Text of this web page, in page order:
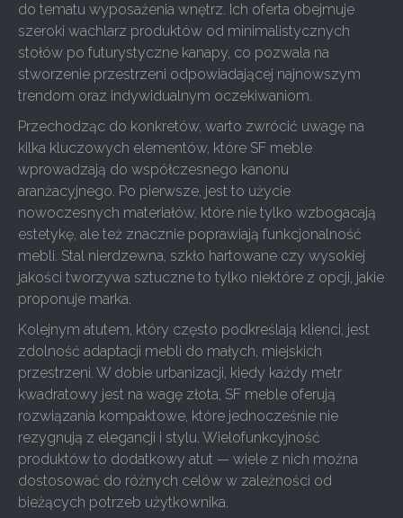
do tematu wyposażenia wnętrz. Ich oferta obejmuje
szeroki wachlarz produktów od minimalistycznych
stołów po futurystyczne kanapy, co pozwala na
stworzenie przestrzeni odpowiadającej najnowszym
trendom oraz indywidualnym oczekiwaniom.
Przechodząc do konkretów, warto zwrócić uwagę na
kilka kluczowych elementów, które SF meble
wprowadzają do współczesnego kanonu
aranżacyjnego. Po pierwsze, jest to użycie
nowoczesnych materiałów, które nie tylko wzbogacają
estetykę, ale też znacznie poprawiają funkcjonalność
mebli. Stal nierdzewna, szkło hartowane czy wysokiej
jakości tworzywa sztuczne to tylko niektóre z opcji, jakie
proponuje marka.
Kolejnym atutem, który często podkreślają klienci, jest
zdolność adaptacji mebli do małych, miejskich
przestrzeni. W dobie urbanizacji, kiedy każdy metr
kwadratowy jest na wagę złota, SF meble oferują
rozwiązania kompaktowe, które jednocześnie nie
rezygnują z elegancji i stylu. Wielofunkcyjność
produktów to dodatkowy atut — wiele z nich można
dostosować do różnych celów w zależności od
bieżących potrzeb użytkownika.